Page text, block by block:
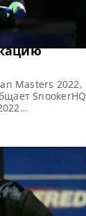
Masters 2022,
SnookerHQ
трансляций
проигрывая со